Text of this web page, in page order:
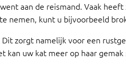
aan de reismand. Vaak
nemen, kunt u bijvoorbeeld
zorgt namelijk voor een
kan uw kat meer op haar gemak